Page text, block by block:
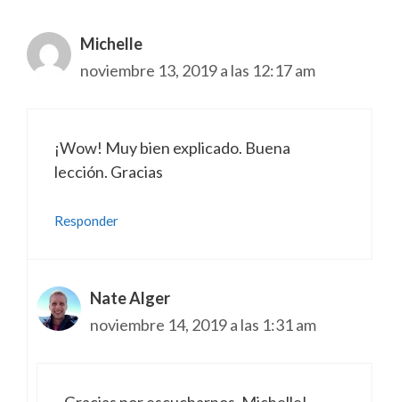
Michelle
noviembre 13, 2019 a las 12:17 am
¡Wow! Muy bien explicado. Buena
lección. Gracias
Responder
Nate Alger
noviembre 14, 2019 a las 1:31 am